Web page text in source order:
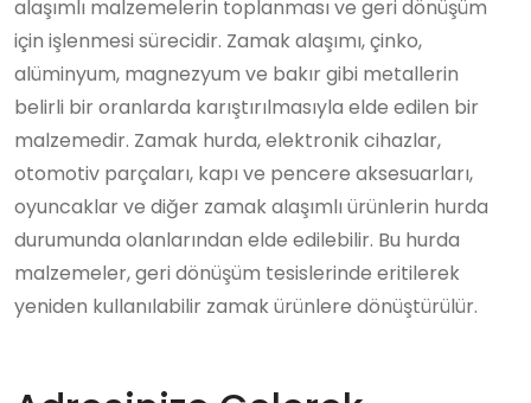
alaşımlı malzemelerin toplanması ve geri dönüşüm
için işlenmesi sürecidir. Zamak alaşımı, çinko,
alüminyum, magnezyum ve bakır gibi metallerin
belirli bir oranlarda karıştırılmasıyla elde edilen bir
malzemedir. Zamak hurda, elektronik cihazlar,
otomotiv parçaları, kapı ve pencere aksesuarları,
oyuncaklar ve diğer zamak alaşımlı ürünlerin hurda
durumunda olanlarından elde edilebilir. Bu hurda
malzemeler, geri dönüşüm tesislerinde eritilerek
yeniden kullanılabilir zamak ürünlere dönüştürülür.